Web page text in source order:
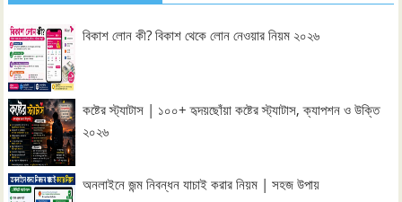
বিকাশ লোন কী? বিকাশ থেকে লোন নেওয়ার নিয়ম ২০২৬
কষ্টের স্ট্যাটাস | ১০০+ হৃদয়ছোঁয়া কষ্টের স্ট্যাটাস, ক্যাপশন ও উক্তি
২০২৬
অনলাইনে জন্ম নিবন্ধন যাচাই করার নিয়ম | সহজ উপায়